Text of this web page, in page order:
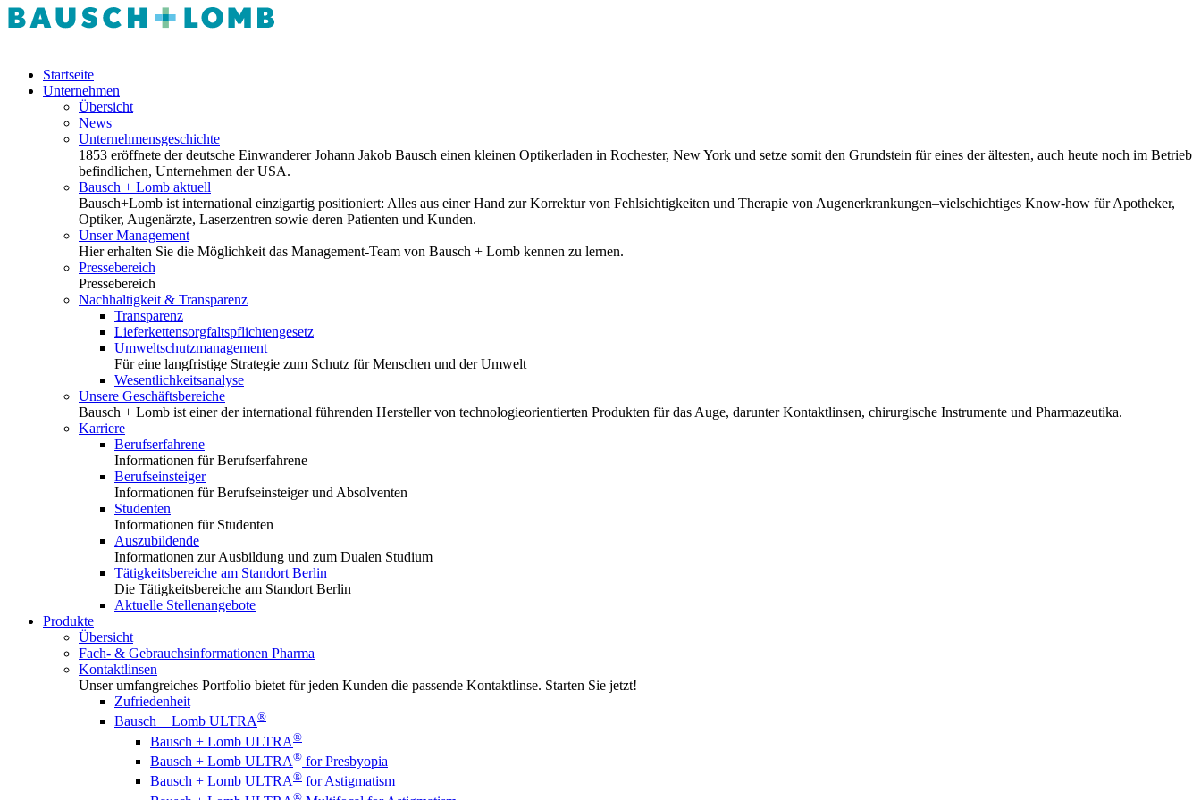
Startseite
Unternehmen
Übersicht
News
Unternehmensgeschichte
1853 eröffnete der deutsche Einwanderer Johann Jakob Bausch einen kleinen Optikerladen in Rochester, New York und setze somit den Grundstein für eines der ältesten, auch heute noch im Betrieb
befindlichen, Unternehmen der USA.
Bausch + Lomb aktuell
Bausch+Lomb ist international einzigartig positioniert: Alles aus einer Hand zur Korrektur von Fehlsichtigkeiten und Therapie von Augenerkrankungen–vielschichtiges Know-how für Apotheker,
Optiker, Augenärzte, Laserzentren sowie deren Patienten und Kunden.
Unser Management
Hier erhalten Sie die Möglichkeit das Management-Team von Bausch + Lomb kennen zu lernen.
Pressebereich
Pressebereich
Nachhaltigkeit & Transparenz
Transparenz
Lieferkettensorgfaltspflichtengesetz
Umweltschutzmanagement
Für eine langfristige Strategie zum Schutz für Menschen und der Umwelt
Wesentlichkeitsanalyse
Unsere Geschäftsbereiche
Bausch + Lomb ist einer der international führenden Hersteller von technologieorientierten Produkten für das Auge, darunter Kontaktlinsen, chirurgische Instrumente und Pharmazeutika.
Karriere
Berufserfahrene
Informationen für Berufserfahrene
Berufseinsteiger
Informationen für Berufseinsteiger und Absolventen
Studenten
Informationen für Studenten
Auszubildende
Informationen zur Ausbildung und zum Dualen Studium
Tätigkeitsbereiche am Standort Berlin
Die Tätigkeitsbereiche am Standort Berlin
Aktuelle Stellenangebote
Produkte
Übersicht
Fach- & Gebrauchsinformationen Pharma
Kontaktlinsen
Unser umfangreiches Portfolio bietet für jeden Kunden die passende Kontaktlinse. Starten Sie jetzt!
Zufriedenheit
Bausch + Lomb ULTRA®
Bausch + Lomb ULTRA®
Bausch + Lomb ULTRA® for Presbyopia
Bausch + Lomb ULTRA® for Astigmatism
®